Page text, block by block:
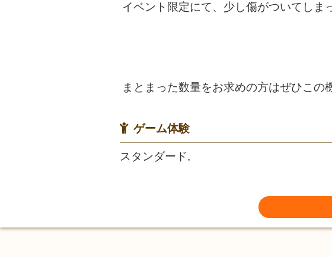
イベント限定にて、少し傷がついてし
まとまった数量をお求めの方はぜひこの
ゲーム体験
スタンダード,